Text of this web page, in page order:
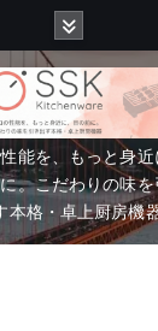
能を、もっと身近
。こだわりの味を
本格・卓上厨房機